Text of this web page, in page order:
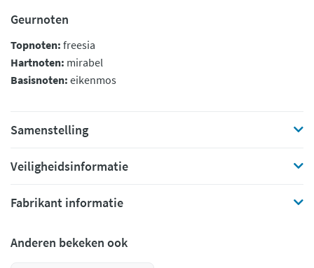
Geurnoten
Topnoten: freesia
Hartnoten: mirabel
Basisnoten: eikenmos
Samenstelling
Veiligheidsinformatie
Fabrikant informatie
Anderen bekeken ook